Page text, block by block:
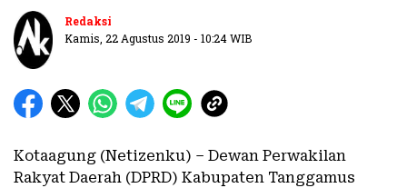
Redaksi
Kamis, 22 Agustus 2019 - 10:24 WIB
Kotaagung (Netizenku) – Dewan Perwakilan
Rakyat Daerah (DPRD) Kabupaten Tanggamus